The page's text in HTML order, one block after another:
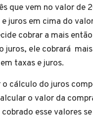
que vem no valor de
juros em cima do
cobrar a mais
juros, ele cobrará
taxas e juros.
o cálculo do juros
o valor da
esse valores